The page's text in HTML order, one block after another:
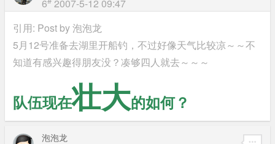
6 2007-5-12 09:47
引用: Post by泡泡龙
5月12号准备去湖里开船钓，不过好像天气比较凉～～不
知道有感兴趣得朋友没？凑够四人就去～～～
队伍现在壮大的如何？
泡泡龙